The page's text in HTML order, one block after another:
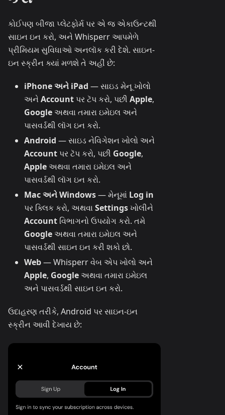
કોઈપણ બીજા પ્લેટફોર્મ પર એ જ એકાઉન્ટથી
સાઇન ઇન કરો, અને Whisperr આપમેળે
પ્રીમિયમ સુવિધાઓ અનલૉક કરી દેશે. સાઇન-
ઇન સ્ક્રીન ક્યાં મળશે તે અહીં છે:
iPhone અને iPad — સાઇડ મેનૂ ખોલો
અને Accountપર ટૅપ કરો, પછી Apple,
Google અથવા તમારા ઇમેઇલ અને
પાસવર્ડથી લૉગ ઇન કરો.
Android — સાઇડ નેવિગેશન ખોલો અને
Accountપર ટૅપ કરો, પછી Google,
Apple અથવા તમારા ઇમેઇલ અને
પાસવર્ડથી લૉગ ઇન કરો.
Mac અને Windows— મેનૂમાં Log in
પર ક્લિક કરો, અથવા Settingsખોલીને
Account વિભાગનો ઉપયોગ કરો. તમે
Google અથવા તમારા ઇમેઇલ અને
પાસવર્ડથી સાઇન ઇન કરી શકો છો.
Web— Whisperr વેબ એપ ખોલો અને
Apple, Google અથવા તમારા ઇમેઇલ
અને પાસવર્ડથી સાઇન ઇન કરો.
ઉદાહરણ તરીકે, Android પર સાઇન-ઇન
સ્ક્રીન આવી દેખાય છે: